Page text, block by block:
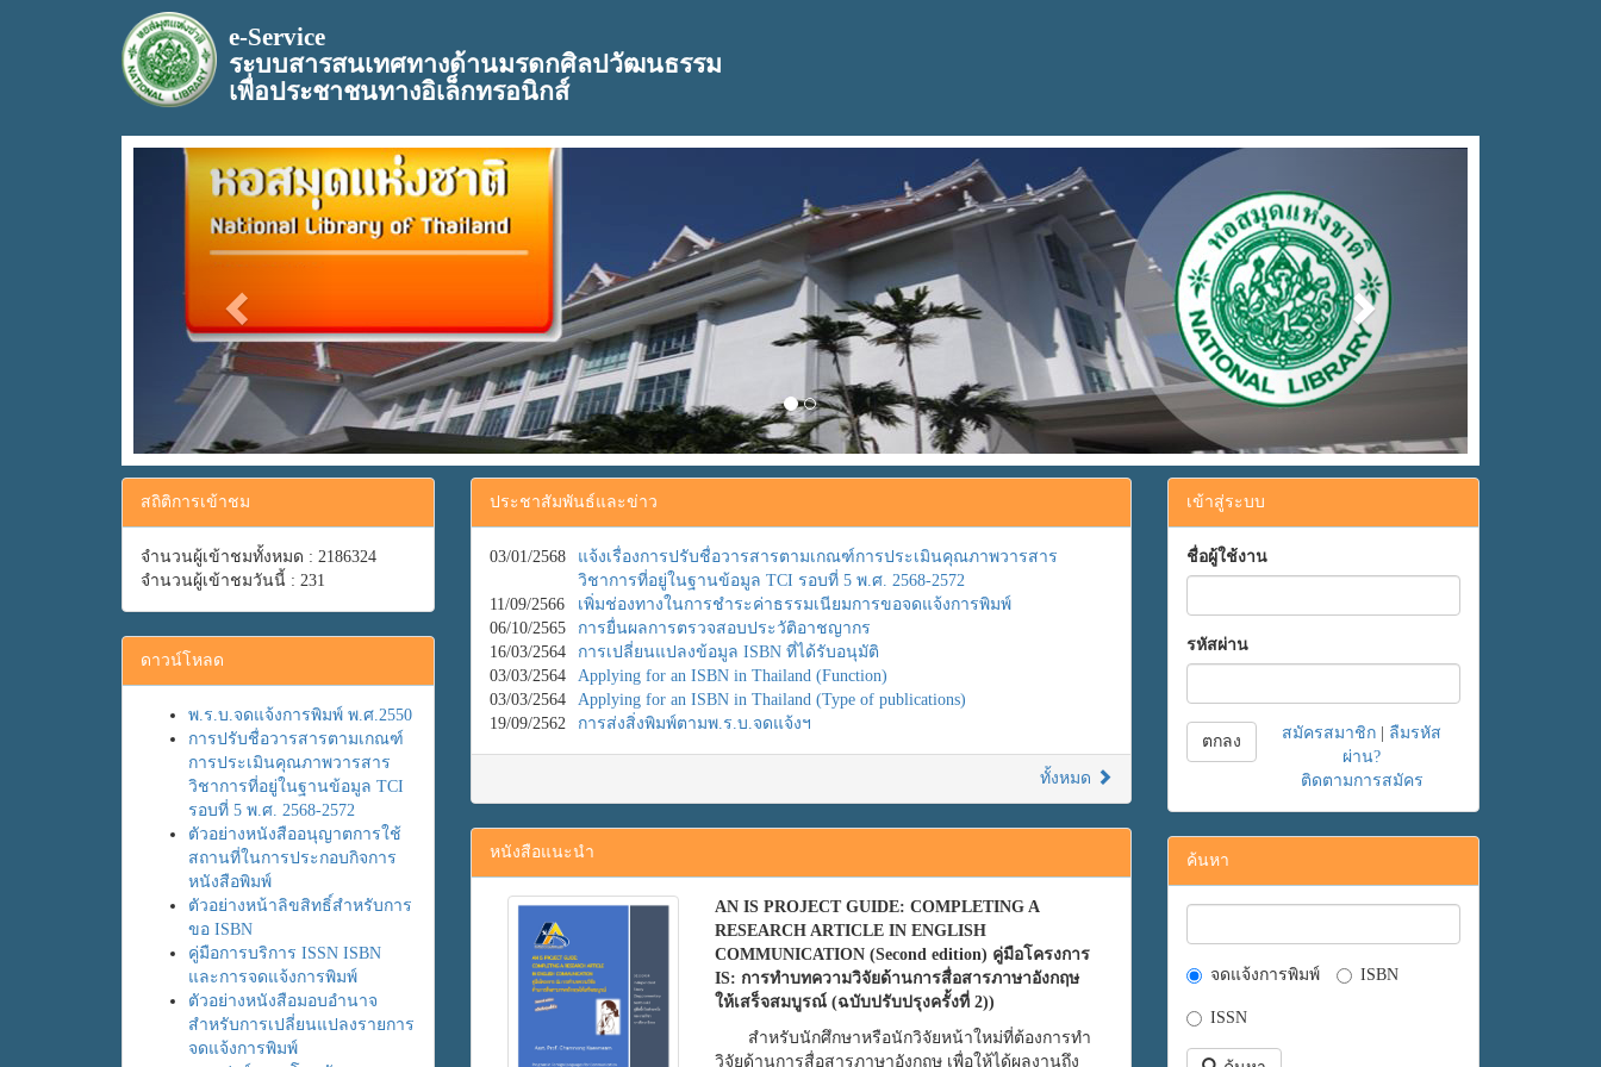
e-Service
ระบบสารสนเทศทางด้านมรดกศิลปวัฒนธรรม
เพื่อประชาชนทางอิเล็กทรอนิกส์
Previous
สถิติการเข้าชม
จำนวนผู้เข้าชมทั้งหมด : 2186324
จำนวนผู้เข้าชมวันนี้ : 231
ดาวน์โหลด
พ.ร.บ.จดแจ้งการพิมพ์ พ.ศ.2550
การปรับชื่อวารสารตามเกณฑ์
การประเมินคุณภาพวารสาร
วิชาการที่อยู่ในฐานข้อมูล TCI
รอบที่ 5 พ.ศ. 2568-2572
ตัวอย่างหนังสืออนุญาตการใช้
สถานที่ในการประกอบกิจการ
หนังสือพิมพ์
ตัวอย่างหน้าลิขสิทธิ์สำหรับการ
ขอ ISBN
คู่มือการบริการ ISSN ISBN
และการจดแจ้งการพิมพ์
ตัวอย่างหนังสือมอบอำนาจ
สำหรับการเปลี่ยนแปลงรายการ
จดแจ้งการพิมพ์
ประชาสัมพันธ์และข่าว
03/01/2568
แจ้งเรื่องการปรับชื่อวารสารตามเกณฑ์การประเมินคุณภาพวารสาร
วิชาการที่อยู่ในฐานข้อมูล TCI รอบที่ 5 พ.ศ. 2568-2572
11/09/2566
เพิ่มช่องทางในการชำระค่าธรรมเนียมการขอจดแจ้งการพิมพ์
06/10/2565
การยื่นผลการตรวจสอบประวัติอาชญากร
16/03/2564
การเปลี่ยนแปลงข้อมูล ISBN ที่ได้รับอนุมัติ
03/03/2564
Applying for an ISBN in Thailand (Function)
03/03/2564
Applying for an ISBN in Thailand (Type of publications)
19/09/2562
การส่งสิ่งพิมพ์ตามพ.ร.บ.จดแจ้งฯ
ทั้งหมด
หนังสือแนะนำ
AN IS PROJECT GUIDE: COMPLETING A
RESEARCH ARTICLE IN ENGLISH
COMMUNICATION (Second edition) คู่มือโครงการ
IS: การทำบทความวิจัยด้านการสื่อสารภาษาอังกฤษ
ให้เสร็จสมบูรณ์ (ฉบับปรับปรุงครั้งที่ 2))
สำหรับนักศึกษาหรือนักวิจัยหน้าใหม่ที่ต้องการทำ
วิจัยด้านการสื่อสารภาษาอังกฤษ เพื่อให้ได้ผลงานถึง
เข้าสู่ระบบ
ชื่อผู้ใช้งาน
รหัสผ่าน
ตกลง สมัครสมาชิก
ลืมรหัส
ผ่าน?
ติดตามการสมัคร
ค้นหา
จดแจ้งการพิมพ์ ISBN
ISSN